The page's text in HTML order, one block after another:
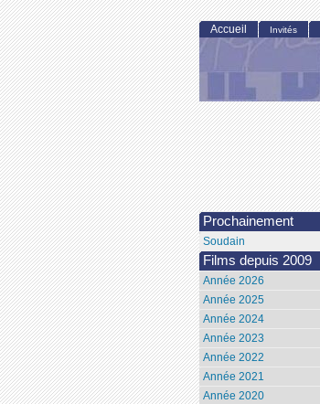
Accueil Invités
Prochainement
Soudain
Films depuis 2009
Année 2026
Année 2025
Année 2024
Année 2023
Année 2022
Année 2021
Année 2020